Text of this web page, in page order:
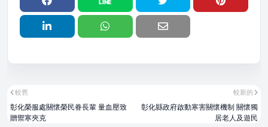
較新的
彰化縣政府啟動寒害關懷機制 關懷獨
居老人及遊民
較舊
彰化榮服處關懷榮民眷長輩 量血壓致
贈禦寒夾克